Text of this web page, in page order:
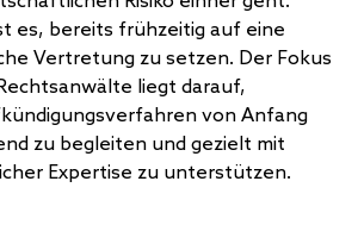
es, bereits frühzeitig auf eine
Vertretung zu setzen. Der Fokus
liegt darauf,
von Anfang
zu begleiten und gezielt mit
Expertise zu unterstützen.